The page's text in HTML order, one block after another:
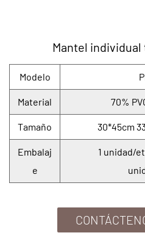
Mantel
Modelo
Material 70%
Tamaño 30*45cm
Embalaj
e
1 unidad/